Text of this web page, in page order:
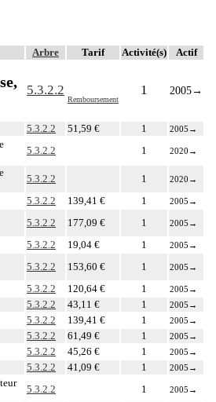
Arbre Tarif Activité(s) Actif
5.3.2.2
Remboursement
1 2005→
5.3.2.2 51,59 € 1 2005 →
5.3.2.2 1 2020 →
5.3.2.2 1 2020 →
5.3.2.2 139,41 € 1 2005 →
5.3.2.2 177,09 € 1 2005 →
5.3.2.2 19,04 € 1 2005 →
5.3.2.2 153,60 € 1 2005 →
5.3.2.2 120,64 € 1 2005 →
5.3.2.2 43,11 € 1 2005 →
5.3.2.2 139,41 € 1 2005 →
5.3.2.2 61,49 € 1 2005 →
5.3.2.2 45,26 € 1 2005 →
5.3.2.2 41,09 € 1 2005 →
5.3.2.2 1 2005 →